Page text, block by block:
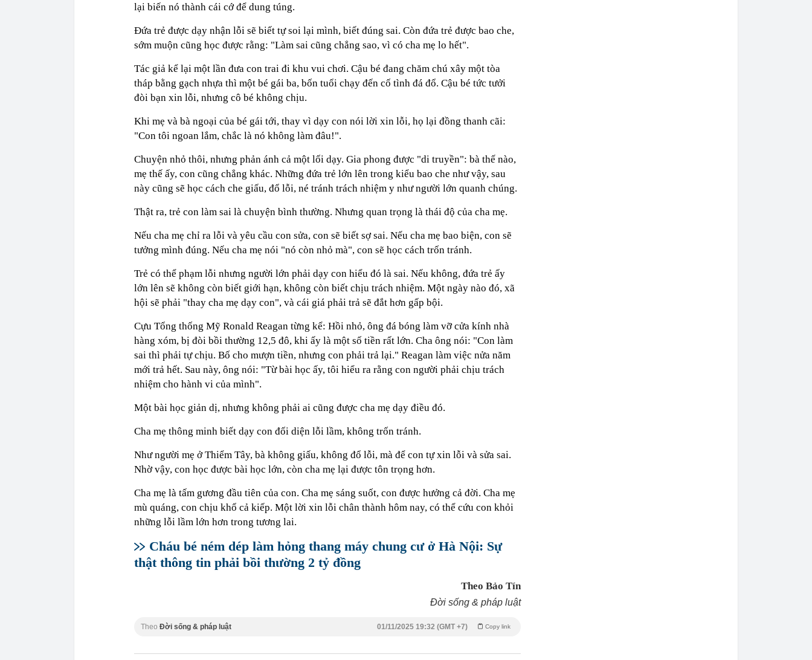
lại biến nó thành cái cớ để dung túng.
Đứa trẻ được dạy nhận lỗi sẽ biết tự soi lại mình, biết đúng sai. Còn đứa trẻ được bao che,
sớm muộn cũng học được rằng: "Làm sai cũng chẳng sao, vì có cha mẹ lo hết".
Tác giả kể lại một lần đưa con trai đi khu vui chơi. Cậu bé đang chăm chú xây một tòa
tháp bằng gạch nhựa thì một bé gái ba, bốn tuổi chạy đến cố tình đá đổ. Cậu bé tức tưởi
đòi bạn xin lỗi, nhưng cô bé không chịu.
Khi mẹ và bà ngoại của bé gái tới, thay vì dạy con nói lời xin lỗi, họ lại đồng thanh cãi:
"Con tôi ngoan lắm, chắc là nó không làm đâu!".
Chuyện nhỏ thôi, nhưng phản ánh cả một lối dạy. Gia phong được "di truyền": bà thế nào,
mẹ thế ấy, con cũng chẳng khác. Những đứa trẻ lớn lên trong kiểu bao che như vậy, sau
này cũng sẽ học cách che giấu, đổ lỗi, né tránh trách nhiệm y như người lớn quanh chúng.
Thật ra, trẻ con làm sai là chuyện bình thường. Nhưng quan trọng là thái độ của cha mẹ.
Nếu cha mẹ chỉ ra lỗi và yêu cầu con sửa, con sẽ biết sợ sai. Nếu cha mẹ bao biện, con sẽ
tưởng mình đúng. Nếu cha mẹ nói "nó còn nhỏ mà", con sẽ học cách trốn tránh.
Trẻ có thể phạm lỗi nhưng người lớn phải dạy con hiểu đó là sai. Nếu không, đứa trẻ ấy
lớn lên sẽ không còn biết giới hạn, không còn biết chịu trách nhiệm. Một ngày nào đó, xã
hội sẽ phải "thay cha mẹ dạy con", và cái giá phải trả sẽ đắt hơn gấp bội.
Cựu Tổng thống Mỹ Ronald Reagan từng kể: Hồi nhỏ, ông đá bóng làm vỡ cửa kính nhà
hàng xóm, bị đòi bồi thường 12,5 đô, khi ấy là một số tiền rất lớn. Cha ông nói: "Con làm
sai thì phải tự chịu. Bố cho mượn tiền, nhưng con phải trả lại." Reagan làm việc nửa năm
mới trả hết. Sau này, ông nói: "Từ bài học ấy, tôi hiểu ra rằng con người phải chịu trách
nhiệm cho hành vi của mình".
Một bài học giản dị, nhưng không phải ai cũng được cha mẹ dạy điều đó.
Cha mẹ thông minh biết dạy con đối diện lỗi lầm, không trốn tránh.
Như người mẹ ở Thiểm Tây, bà không giấu, không đổ lỗi, mà để con tự xin lỗi và sửa sai.
Nhờ vậy, con học được bài học lớn, còn cha mẹ lại được tôn trọng hơn.
Cha mẹ là tấm gương đầu tiên của con. Cha mẹ sáng suốt, con được hưởng cả đời. Cha mẹ
mù quáng, con chịu khổ cả kiếp. Một lời xin lỗi chân thành hôm nay, có thể cứu con khỏi
những lỗi lầm lớn hơn trong tương lai.
Cháu bé ném dép làm hỏng thang máy chung cư ở Hà Nội: Sự
thật thông tin phải bồi thường 2 tỷ đồng
Theo Bảo Tín
Đời sống & pháp luật
Theo Đời sống & pháp luật Copy link
01/11/2025 19:32 (GMT +7)